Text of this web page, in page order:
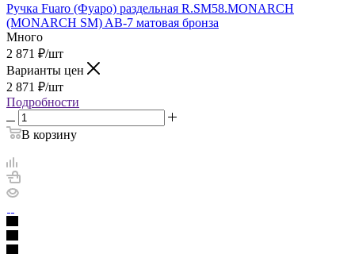
Ручка Fuaro (Фуаро) раздельная R.SM58.MONARCH
(MONARCH SM) AB-7 матовая бронза
Много
2 871 ₽/шт
Варианты цен
2 871 ₽/шт
Подробности
В корзину